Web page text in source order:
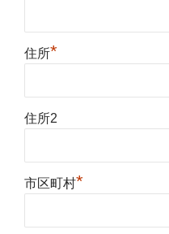
住所*
住所2
市区町村*